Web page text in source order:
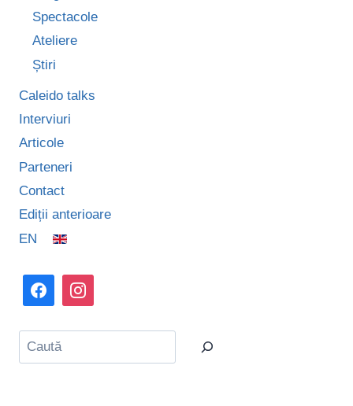
Spectacole
Ateliere
Știri
Caleido talks
Interviuri
Articole
Parteneri
Contact
Ediții anterioare
EN
Caută